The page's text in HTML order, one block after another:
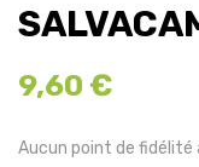
9,60 €
Aucun point de fidélité